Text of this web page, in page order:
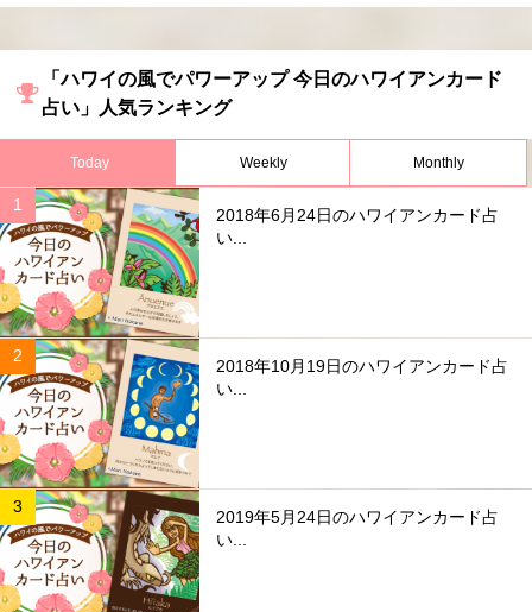
「ハワイの風でパワーアップ 今日のハワイアンカード
占い」人気ランキング
Today Weekly Monthly
2018年6月24日のハワイアンカード占
い...
2018年10月19日のハワイアンカード占
い...
2019年5月24日のハワイアンカード占
い...